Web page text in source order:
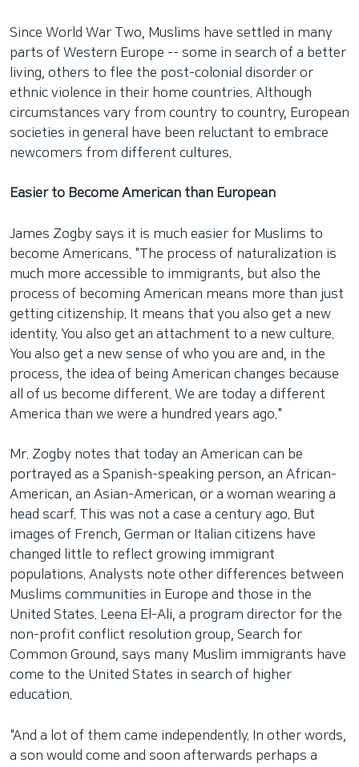
Since World War Two, Muslims have settled in many
parts of Western Europe -- some in search of a better
living, others to flee the post-colonial disorder or
ethnic violence in their home countries. Although
circumstances vary from country to country, European
societies in general have been reluctant to embrace
newcomers from different cultures.
Easier to Become American than European
James Zogby says it is much easier for Muslims to
become Americans. "The process of naturalization is
much more accessible to immigrants, but also the
process of becoming American means more than just
getting citizenship. It means that you also get a new
identity. You also get an attachment to a new culture.
You also get a new sense of who you are and, in the
process, the idea of being American changes because
all of us become different. We are today a different
America than we were a hundred years ago."
Mr. Zogby notes that today an American can be
portrayed as a Spanish-speaking person, an African-
American, an Asian-American, or a woman wearing a
head scarf. This was not a case a century ago. But
images of French, German or Italian citizens have
changed little to reflect growing immigrant
populations. Analysts note other differences between
Muslims communities in Europe and those in the
United States. Leena El-Ali, a program director for the
non-profit conflict resolution group, Search for
Common Ground, says many Muslim immigrants have
come to the United States in search of higher
education.
"And a lot of them came independently. In other words,
a son would come and soon afterwards perhaps a